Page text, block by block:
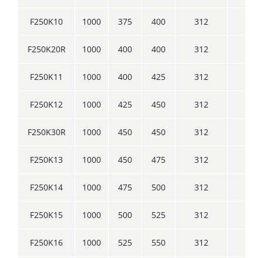
F250K10 1000 375 400 312
F250K20R 1000 400 400 312
F250K11 1000 400 425 312
F250K12 1000 425 450 312
F250K30R 1000 450 450 312
F250K13 1000 450 475 312
F250K14 1000 475 500 312
F250K15 1000 500 525 312
F250K16 1000 525 550 312